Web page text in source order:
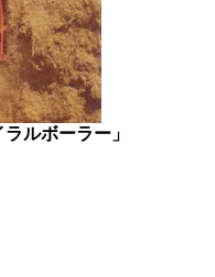
ルボーラー」